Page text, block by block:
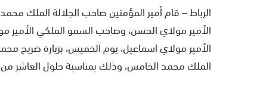
الرباط – قام أمير المؤمنين صاحب الجلالة الملك
الأمير مولاي الحسن، وصاحب السمو الملكي
الأمير مولاي اسماعيل، يوم الخميس، بزيارة ضريح
الملك محمد الخامس، وذلك بمناسبة حلول العاشر